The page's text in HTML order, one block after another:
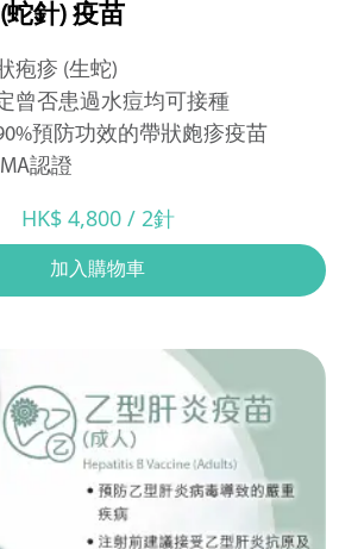
針) 疫苗
疱疹 (生蛇)
曾否患過水痘均可接種
預防功效的帶狀皰疹疫苗
認證
HK$ 4,800 / 2針
加入購物車